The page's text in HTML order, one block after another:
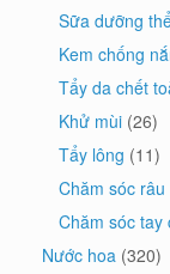
Sữa dưỡng
Kem chống
Tẩy da chết
Khử mùi (26)
Tẩy lông (11)
Chăm sóc râu
Chăm sóc tay
Nước hoa (320)